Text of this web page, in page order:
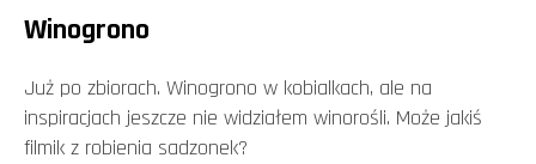
Winogrono
Już po zbiorach. Winogrono w kobialkach, ale na
inspiracjach jeszcze nie widziałem winorośli. Może jakiś
filmik z robienia sadzonek?